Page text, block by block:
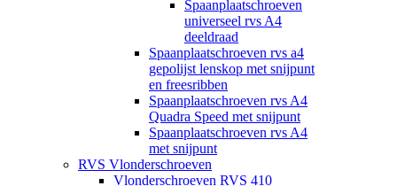
Spaanplaatschroeven
universeel rvs A4
deeldraad
Spaanplaatschroeven rvs a4
gepolijst lenskop met snijpunt
en freesribben
Spaanplaatschroeven rvs A4
Quadra Speed met snijpunt
Spaanplaatschroeven rvs A4
met snijpunt
RVS Vlonderschroeven
Vlonderschroeven RVS 410